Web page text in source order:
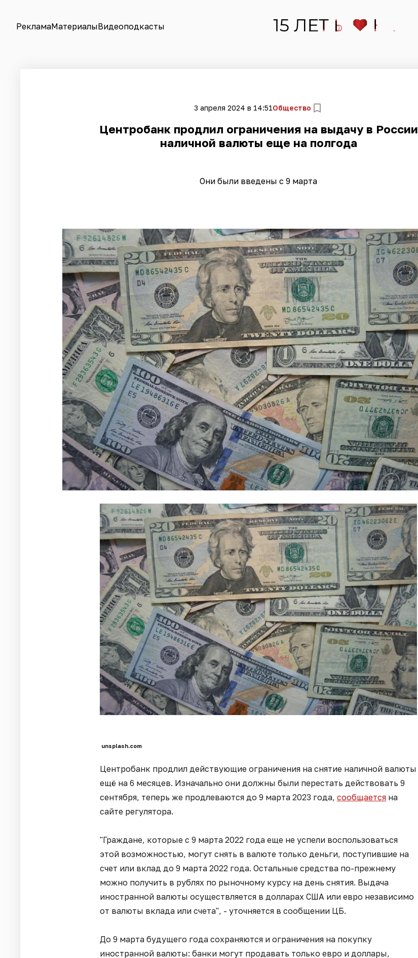
РекламаМатериалыВидеоподкасты
3 апреля 2024 в 14:51Общество
Центробанк продлил ограничения на выдачу в России
наличной валюты еще на полгода
Они были введены с 9 марта
unsplash.com
Центробанк продлил действующие ограничения на снятие наличной валюты
ещё на 6 месяцев. Изначально они должны были перестать действовать 9
сентября, теперь же продлеваются до 9 марта 2023 года, сообщается на
сайте регулятора.
"Граждане, которые с 9 марта 2022 года еще не успели воспользоваться
этой возможностью, могут снять в валюте только деньги, поступившие на
счет или вклад до 9 марта 2022 года. Остальные средства по-прежнему
можно получить в рублях по рыночному курсу на день снятия. Выдача
иностранной валюты осуществляется в долларах США или евро независимо
от валюты вклада или счета", - уточняется в сообщении ЦБ.
До 9 марта будущего года сохраняются и ограничения на покупку
иностранной валюты: банки могут продавать только евро и доллары,